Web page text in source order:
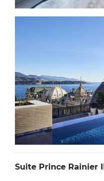
Suite Prince Rainier III